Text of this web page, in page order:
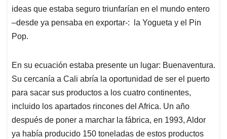
ideas que estaba seguro triunfarían en el mundo entero
–desde ya pensaba en exportar-: la Yogueta y el Pin
Pop.
En su ecuación estaba presente un lugar: Buenaventura.
Su cercanía a Cali abría la oportunidad de ser el puerto
para sacar sus productos a los cuatro continentes,
incluido los apartados rincones del Africa. Un año
después de poner a marchar la fábrica, en 1993, Aldor
ya había producido 150 toneladas de estos productos